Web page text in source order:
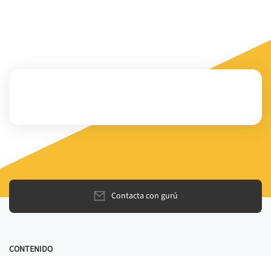
Contacta con gurú
CONTENIDO